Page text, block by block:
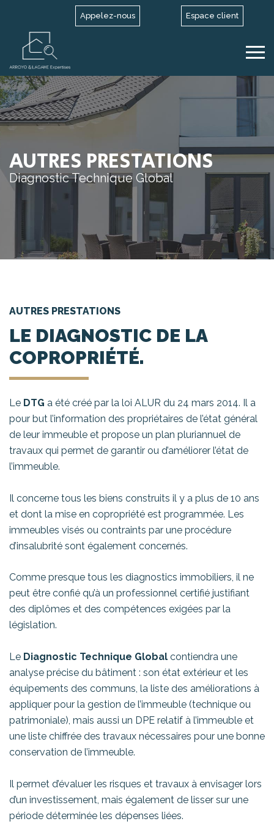
Appelez-nous Espace client
AUTRES PRESTATIONS
Diagnostic Technique Global
AUTRES PRESTATIONS
LE DIAGNOSTIC DE LA
COPROPRIÉTÉ.
Le DTG a été créé par la loi ALUR du 24 mars 2014. Il a
pour but l’information des propriétaires de l’état général
de leur immeuble et propose un plan pluriannuel de
travaux qui permet de garantir ou d’améliorer l’état de
l’immeuble.
Il concerne tous les biens construits il y a plus de 10 ans
et dont la mise en copropriété est programmée. Les
immeubles visés ou contraints par une procédure
d’insalubrité sont également concernés.
Comme presque tous les diagnostics immobiliers, il ne
peut être confié qu’à un professionnel certifié justifiant
des diplômes et des compétences exigées par la
législation.
Le Diagnostic Technique Global contiendra une
analyse précise du bâtiment : son état extérieur et les
équipements des communs, la liste des améliorations à
appliquer pour la gestion de l’immeuble (technique ou
patrimoniale), mais aussi un DPE relatif à l’immeuble et
une liste chiffrée des travaux nécessaires pour une bonne
conservation de l’immeuble.
Il permet d’évaluer les risques et travaux à envisager lors
d’un investissement, mais également de lisser sur une
période déterminée les dépenses liées.